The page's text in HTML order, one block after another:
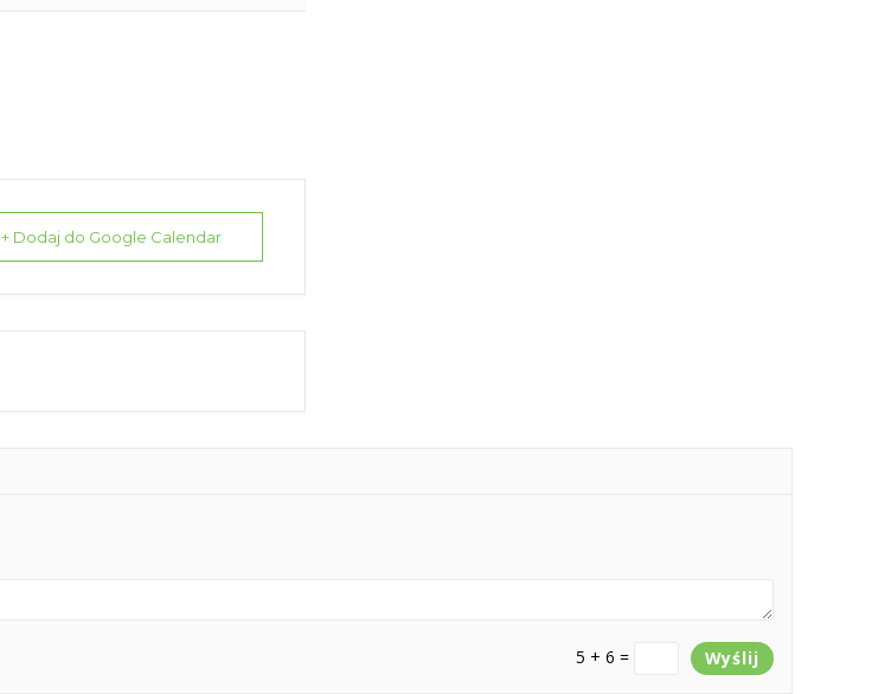
+ Dodaj do Google Calendar
5 + 6 =